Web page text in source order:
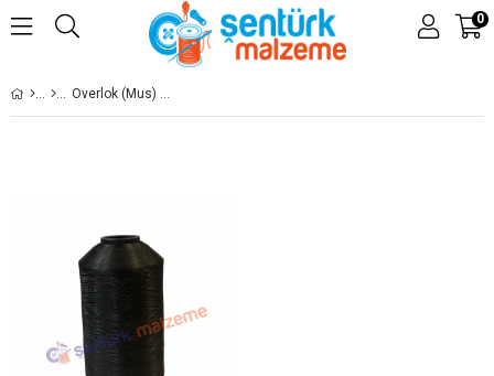
0
Overlok (Mus) İplikleri